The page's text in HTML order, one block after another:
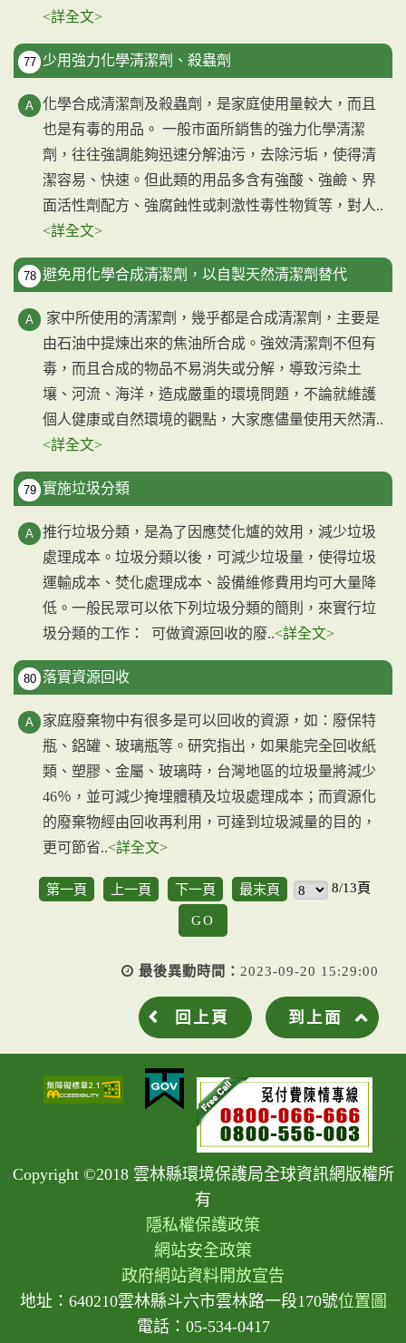
<詳全文>
77 少用強力化學清潔劑、殺蟲劑
化學合成清潔劑及殺蟲劑，是家庭使用量較大，而且
也是有毒的用品。 一般市面所銷售的強力化學清潔
劑，往往強調能夠迅速分解油污，去除污垢，使得清
潔容易、快速。但此類的用品多含有強酸、強鹼、界
面活性劑配方、強腐蝕性或刺激性毒性物質等，對人..
<詳全文>
78 避免用化學合成清潔劑，以自製天然清潔劑替代
家中所使用的清潔劑，幾乎都是合成清潔劑，主要是
由石油中提煉出來的焦油所合成。強效清潔劑不但有
毒，而且合成的物品不易消失或分解，導致污染土
壤、河流、海洋，造成嚴重的環境問題，不論就維護
個人健康或自然環境的觀點，大家應儘量使用天然清..
<詳全文>
79 實施垃圾分類
推行垃圾分類，是為了因應焚化爐的效用，減少垃圾
處理成本。垃圾分類以後，可減少垃圾量，使得垃圾
運輸成本、焚化處理成本、設備維修費用均可大量降
低。一般民眾可以依下列垃圾分類的簡則，來實行垃
圾分類的工作： 可做資源回收的廢..<詳全文>
80 落實資源回收
家庭廢棄物中有很多是可以回收的資源，如：廢保特
瓶、鋁罐、玻璃瓶等。研究指出，如果能完全回收紙
類、塑膠、金屬、玻璃時，台灣地區的垃圾量將減少
46％，並可減少掩埋體積及垃圾處理成本；而資源化
的廢棄物經由回收再利用，可達到垃圾減量的目的，
更可節省..<詳全文>
第一頁 上一頁 下一頁 最末頁
8/13頁
GO
最後異動時間： 2023-09-20 15:29:00
回上頁 到上面
Copyright ©2018 雲林縣環境保護局全球資訊網版權所
有
隱私權保護政策
網站安全政策
政府網站資料開放宣告
地址：640210雲林縣斗六市雲林路一段170號位置圖
電話：05-534-0417